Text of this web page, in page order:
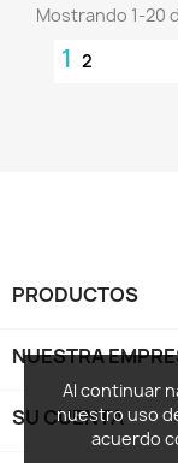
Mostrando 1-20
1 2
PRODUCTOS
NUESTRA
SU CUENTA
Al continuar
nuestro uso
acuerdo